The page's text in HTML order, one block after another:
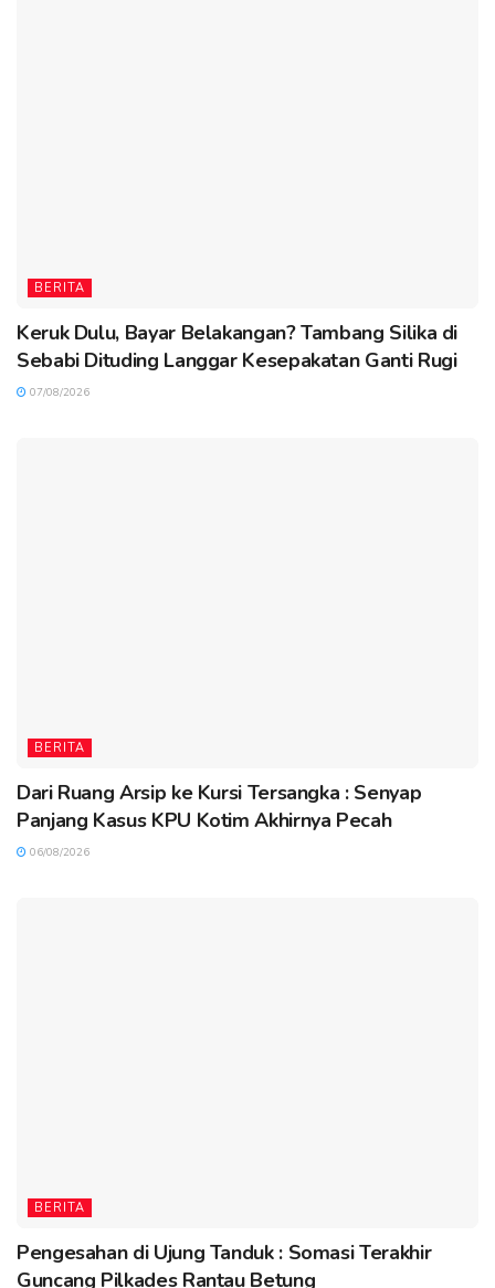
BERITA
Keruk Dulu, Bayar Belakangan? Tambang Silika di
Sebabi Dituding Langgar Kesepakatan Ganti Rugi
07/08/2026
BERITA
Dari Ruang Arsip ke Kursi Tersangka : Senyap
Panjang Kasus KPU Kotim Akhirnya Pecah
06/08/2026
BERITA
Pengesahan di Ujung Tanduk : Somasi Terakhir
Guncang Pilkades Rantau Betung